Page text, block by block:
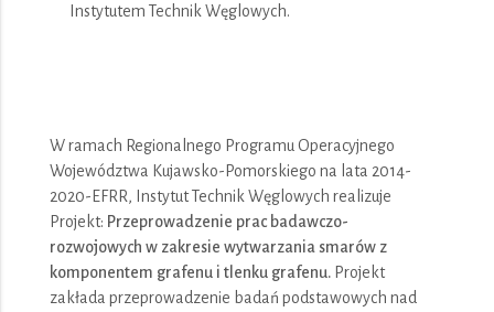
Instytutem Technik Węglowych.
W ramach Regionalnego Programu Operacyjnego
Województwa Kujawsko-Pomorskiego na lata 2014-
2020-EFRR, Instytut Technik Węglowych realizuje
Projekt: Przeprowadzenie prac badawczo-
rozwojowych w zakresie wytwarzania smarów z
komponentem grafenu i tlenku grafenu. Projekt
zakłada przeprowadzenie badań podstawowych nad